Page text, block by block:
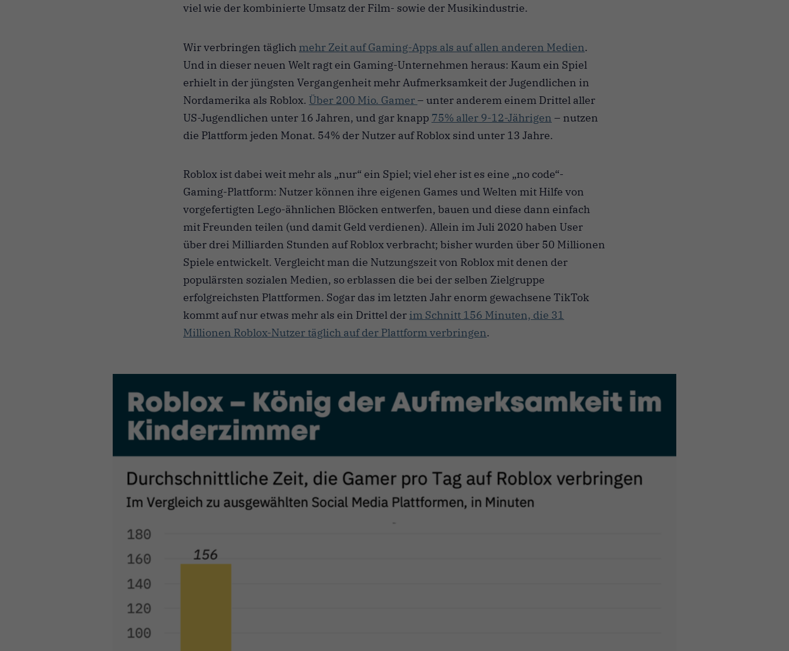
viel wie der kombinierte Umsatz der Film- sowie der Musikindustrie.
Wir verbringen täglich mehr Zeit auf Gaming-Apps als auf allen anderen Medien.
Und in dieser neuen Welt ragt ein Gaming-Unternehmen heraus: Kaum ein Spiel
erhielt in der jüngsten Vergangenheit mehr Aufmerksamkeit der Jugendlichen in
Nordamerika als Roblox. Über 200 Mio. Gamer– unter anderem einem Drittel aller
US-Jugendlichen unter 16 Jahren, und gar knapp 75% aller 9-12-Jährigen – nutzen
die Plattform jeden Monat. 54% der Nutzer auf Roblox sind unter 13 Jahre.
Roblox ist dabei weit mehr als „nur“ ein Spiel; viel eher ist es eine „no code“-
Gaming-Plattform: Nutzer können ihre eigenen Games und Welten mit Hilfe von
vorgefertigten Lego-ähnlichen Blöcken entwerfen, bauen und diese dann einfach
mit Freunden teilen (und damit Geld verdienen). Allein im Juli 2020 haben User
über drei Milliarden Stunden auf Roblox verbracht; bisher wurden über 50 Millionen
Spiele entwickelt. Vergleicht man die Nutzungszeit von Roblox mit denen der
populärsten sozialen Medien, so erblassen die bei der selben Zielgruppe
erfolgreichsten Plattformen. Sogar das im letzten Jahr enorm gewachsene TikTok
kommt auf nur etwas mehr als ein Drittel der im Schnitt 156 Minuten, die 31
Millionen Roblox-Nutzer täglich auf der Plattform verbringen.